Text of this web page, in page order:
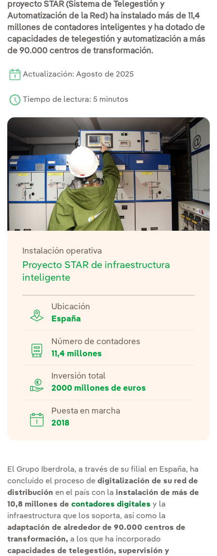
proyecto STAR (Sistema de Telegestión y
Automatización de la Red) ha instalado más de 11,4
millones de contadores inteligentes y ha dotado de
capacidades de telegestión y automatización a más
de 90.000 centros de transformación.
Actualización: Agosto de 2025
Tiempo de lectura: 5 minutos
Instalación operativa
Proyecto STAR de infraestructura
inteligente
Ubicación
España
Número de contadores
11,4 millones
Inversión total
2000 millones de euros
Puesta en marcha
2018
El Grupo Iberdrola, a través de su filial en España, ha
concluido el proceso de digitalización de su red de
distribución en el país con la instalación de más de
10,8 millones de contadores digitales y la
infraestructura que los soporta, así como la
adaptación de alrededor de 90.000 centros de
transformación, a los que ha incorporado
capacidades de telegestión, supervisión y